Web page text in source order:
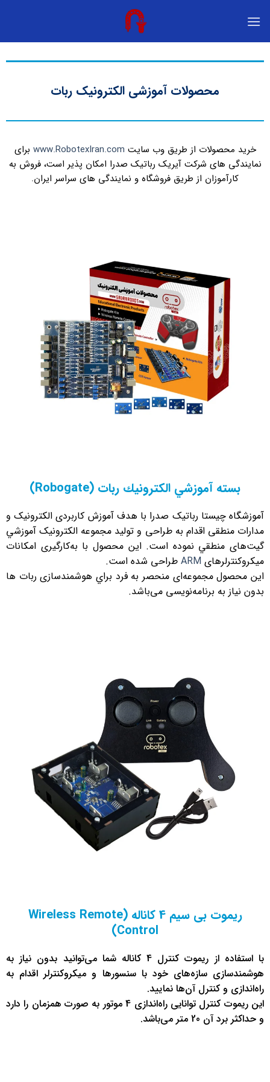
محصولات آموزشی الکترونیک ربات
خرید محصولات از طریق وب سایت www.RobotexIran.com برای
نمایندگی های شرکت آیریک رباتیک صدرا امکان پذیر است، فروش به
کارآموزان از طریق فروشگاه و نمایندگی های سراسر ایران.
بسته آموزشي الكترونيك ربات (Robogate)
آموزشگاه چیستا رباتیک صدرا با هدف آموزش كاربردی الكترونيک و
مدارات منطقی اقدام به طراحی و توليد مجموعه الكترونيک آموزشي
گيت‌های منطقي نموده است. این محصول با به‌کار‌گیری امکانات
میکروکنترلرهای ARM طراحی شده است.
اين محصول مجموعه‌ای منحصر به فرد براي هوشمند‌سازی ربات ها
بدون نياز به برنامه‌نويسی می‌باشد.
ریموت بی سیم 4 کاناله (Wireless Remote
Control)
با استفاده از ریموت کنترل 4 کاناله شما می‌توانید بدون نیاز به
هوشمند‌سازی سازه‌های خود با سنسور‌ها و میکرو‌کنترلر اقدام به
راه‌اندازی و کنترل آن‌ها نمایید.
این ریموت کنترل توانایی راه‌اندازی 4 موتور به صورت همزمان را دارد
و حداکثر برد آن 20 متر می‌باشد.